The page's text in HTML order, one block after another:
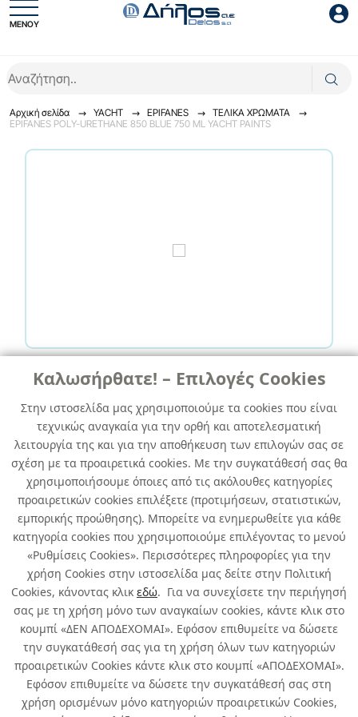
Καλωσήρθατε! – Επιλογές Cookies
Στην ιστοσελίδα μας χρησιμοποιούμε τα cookies που είναι
τεχνικώς αναγκαία για την ορθή και αποτελεσματική
λειτουργία της και για την αποθήκευση των επιλογών σας σε
σχέση με τα προαιρετικά cookies. Με την συγκατάθεσή σας θα
χρησιμοποιήσουμε όποιες από τις ακόλουθες κατηγορίες
προαιρετικών cookies επιλέξετε (προτιμήσεων, στατιστικών,
εμπορικής προώθησης). Μπορείτε να ενημερωθείτε για κάθε
κατηγορία cookies που χρησιμοποιούμε επιλέγοντας το μενού
«Ρυθμίσεις Cookies». Περισσότερες πληροφορίες για την
χρήση Cookies στην ιστοσελίδα μας δείτε στην Πολιτική
Cookies, κάνοντας κλικ εδώ. Για να συνεχίσετε την περιήγησή
σας με τη χρήση μόνο των αναγκαίων cookies, κάντε κλικ στο
κουμπί «ΔΕΝ ΑΠΟΔΕΧΟΜΑΙ». Εφόσον επιθυμείτε να δώσετε
την συγκατάθεσή σας για τη χρήση όλων των κατηγοριών
προαιρετικών Cookies κάντε κλικ στο κουμπί «ΑΠΟΔΕΧΟΜΑΙ».
Εφόσον επιθυμείτε να δώσετε την συγκατάθεσή σας στη
χρήση ορισμένων μόνο κατηγοριών προαιρετικών Cookies,
ΜΕΝΟΥ
Αρχική σελίδα YACHT EPIFANES
TEΛΙΚΑ ΧΡΩΜΑΤΑ
EPIFANES POLY-URETHANE 850 BLUE 750 ML YACHT PAINTS
TEΛΙΚΑ ΧΡΩΜΑΤΑ
EPIFANES POLY-URETHANE 850
BLUE 750 ML YACHT PAINTS
κωδ. 402075607
12τμχ / συσκευασία
Άμεσα Διαθέσιμο
Σχετικά με εμάς
Χρήσιμα